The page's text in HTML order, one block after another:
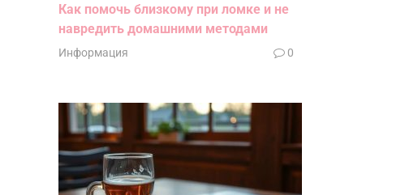
Как помочь близкому при ломке и не
навредить домашними методами
Информация 0